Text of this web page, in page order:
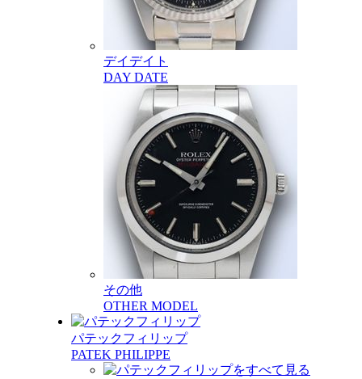
デイデイト
DAY DATE
その他
OTHER MODEL
パテックフィリップ
PATEK PHILIPPE